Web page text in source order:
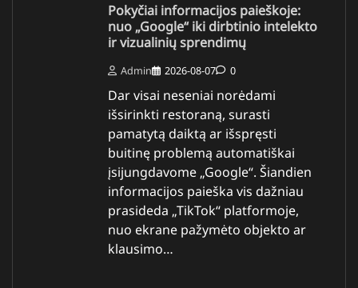
Pokyčiai informacijos paieškoje:
nuo „Google“ iki dirbtinio intelekto
ir vizualinių sprendimų
Admin 2026-08-07 0
Dar visai neseniai norėdami
išsirinkti restoraną, surasti
pamatytą daiktą ar išspręsti
buitinę problemą automatiškai
įsijungdavome „Google“. Šiandien
informacijos paieška vis dažniau
prasideda „TikTok“ platformoje,
nuo ekrane pažymėto objekto ar
klausimo…